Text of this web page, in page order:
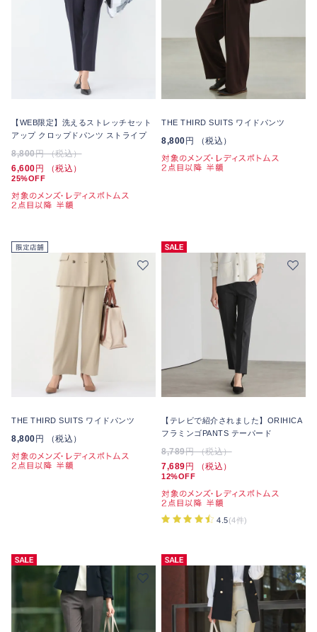
【WEB限定】洗えるストレッチセット
アップ クロップドパンツ ストライプ
8,800円 （税込）
6,600 円 （税込）
25%OFF
THE THIRD SUITS ワイドパンツ
8,800 円 （税込）
THE THIRD SUITS ワイドパンツ
8,800 円 （税込）
【テレビで紹介されました】ORIHICA
フラミンゴPANTS テーパード
8,789円 （税込）
7,689 円 （税込）
12%OFF
4.5(4件)